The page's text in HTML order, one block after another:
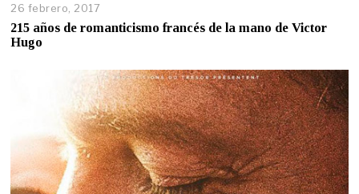
26 febrero, 2017
215 años de romanticismo francés de la mano de Victor
Hugo